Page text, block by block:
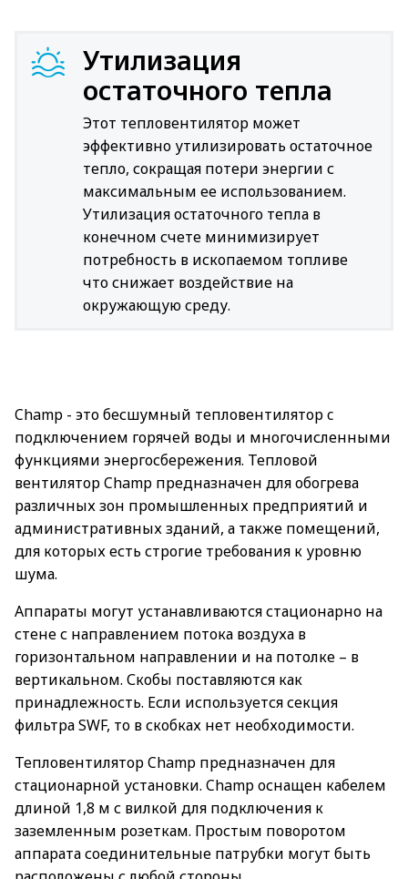
Утилизация
остаточного тепла
Этот тепловентилятор может
эффективно утилизировать остаточное
тепло, сокращая потери энергии с
максимальным ее использованием.
Утилизация остаточного тепла в
конечном счете минимизирует
потребность в ископаемом топливе
что снижает воздействие на
окружающую среду.
Champ - это бесшумный тепловентилятор c
подключением горячей воды и многочисленными
функциями энергосбережения. Тепловой
вентилятор Champ предназначен для обогрева
различных зон промышленных предприятий и
административных зданий, а также помещений,
для которых есть строгие требования к уровню
шума.
Аппараты могут устанавливаются стационарно на
стене с направлением потока воздуха в
горизонтальном направлении и на потолке – в
вертикальном. Скобы поставляются как
принадлежность. Если используется секция
фильтра SWF, то в скобках нет необходимости.
Тепловентилятор Champ предназначен для
стационарной установки. Champ оснащен кабелем
длиной 1,8 м с вилкой для подключения к
заземленным розеткам. Простым поворотом
аппарата соединительные патрубки могут быть